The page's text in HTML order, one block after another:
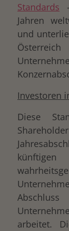
Standards
Jahren
und
Österreich
Investoren
Diese
arbeitet.